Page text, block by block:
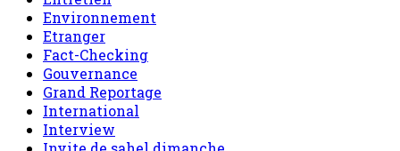
Environnement
Etranger
Fact-Checking
Gouvernance
Grand Reportage
International
Interview